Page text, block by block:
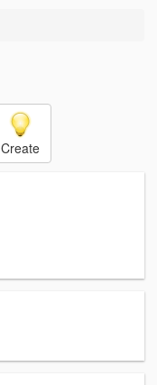
Create